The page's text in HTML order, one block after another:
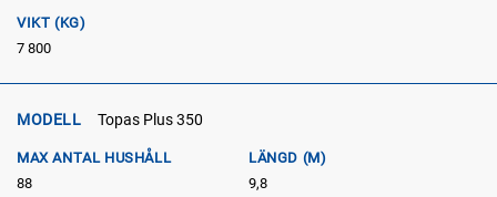
VIKT (KG)
7 800
MODELL Topas Plus 350
MAX ANTAL HUSHÅLL
88
LÄNGD (M)
9,8